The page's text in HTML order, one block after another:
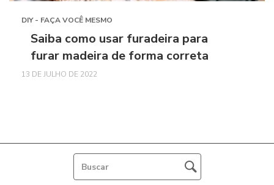
DIY - FAÇA VOCÊ MESMO
Saiba como usar furadeira para
furar madeira de forma correta
13 DE JULHO DE 2022